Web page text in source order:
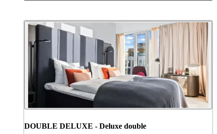
DOUBLE DELUXE - Deluxe double